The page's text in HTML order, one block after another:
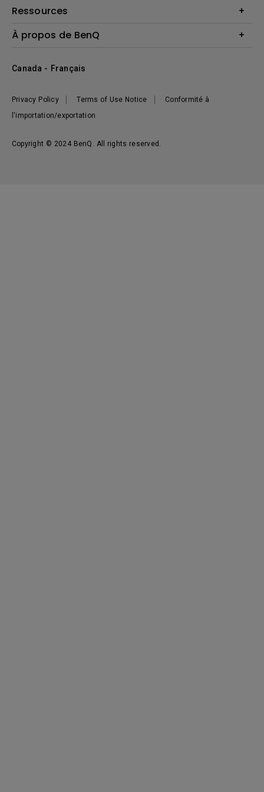
Haut-parleur
Contactez-nous
Recycling
Ressources
Centre de connaissances
À propos de BenQ
Développement durable
Copyright © 2024 BenQ. All rights reserved.
Privacy Policy Terms of Use Notice
Conformité à
l'importation/exportation
Canada - Français